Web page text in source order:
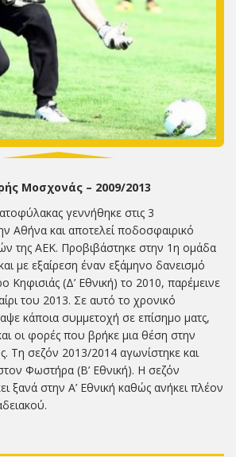
Μοσχονάς – 2009/2013
γεννήθηκε στις 3
Αθήνα και αποτελεί ποδοσφαιρικό
της ΑΕΚ. Προβιβάστηκε στην 1η ομάδα
με εξαίρεση έναν εξάμηνο δανεισμό
(Δ’ Εθνική) το 2010, παρέμεινε
του 2013. Σε αυτό το χρονικό
κάποια συμμετοχή σε επίσημο ματς,
οι φορές που βρήκε μια θέση στην
Τη σεζόν 2013/2014 αγωνίστηκε και
Φωστήρα (Β’ Εθνική). Η σεζόν
ξανά στην Α’ Εθνική καθώς ανήκει πλέον